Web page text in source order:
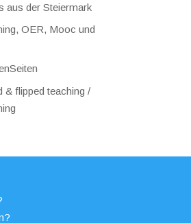
aus der Steiermark
OER, Mooc und
& flipped teaching /